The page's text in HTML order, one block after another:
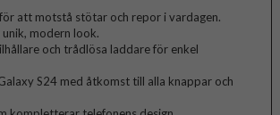
att motstå stötar och repor i vardagen.
modern look.
och trådlösa laddare för enkel
S24 med åtkomst till alla knappar och